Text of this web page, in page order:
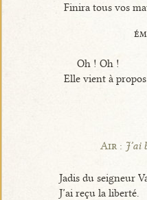
Finira tous vos
Oh ! Oh !
Elle vient à
Air : J’ai
Jadis du seigneur
J’ai reçu la liberté.